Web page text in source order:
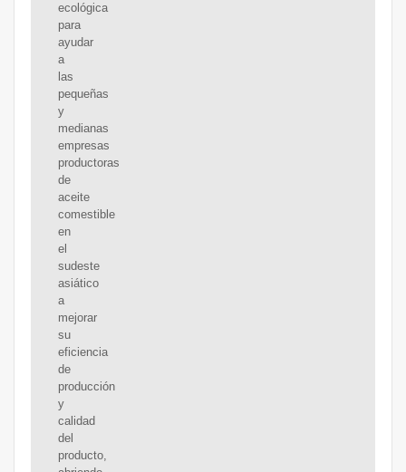
ecológica
para
ayudar
a
las
pequeñas
y
medianas
empresas
productoras
de
aceite
comestible
en
el
sudeste
asiático
a
mejorar
su
eficiencia
de
producción
y
calidad
del
producto,